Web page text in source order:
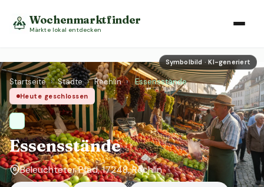
Wochenmarktfinder
Märkte lokal entdecken
Symbolbild · KI-generiert
Startseite › Städte › Rechlin › Essensstände
Heute geschlossen
Essensstände
Beleuchteter Pfad, 17248, Rechlin